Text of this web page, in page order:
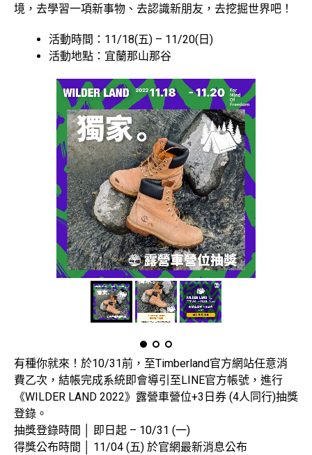
境，去學習一項新事物、去認識新朋友，去挖掘世界吧！
活動時間：11/18(五) – 11/20(日)
活動地點：宜蘭那山那谷
有種你就來！於10/31前，至Timberland官方網站任意消
費乙次，結帳完成系統即會導引至LINE官方帳號，進行
《WILDER LAND 2022》露營車營位+3日券 (4人同行)抽獎
登錄。
抽獎登錄時間 │ 即日起 – 10/31 (一)
得獎公布時間 │ 11/04 (五) 於官網最新消息公布